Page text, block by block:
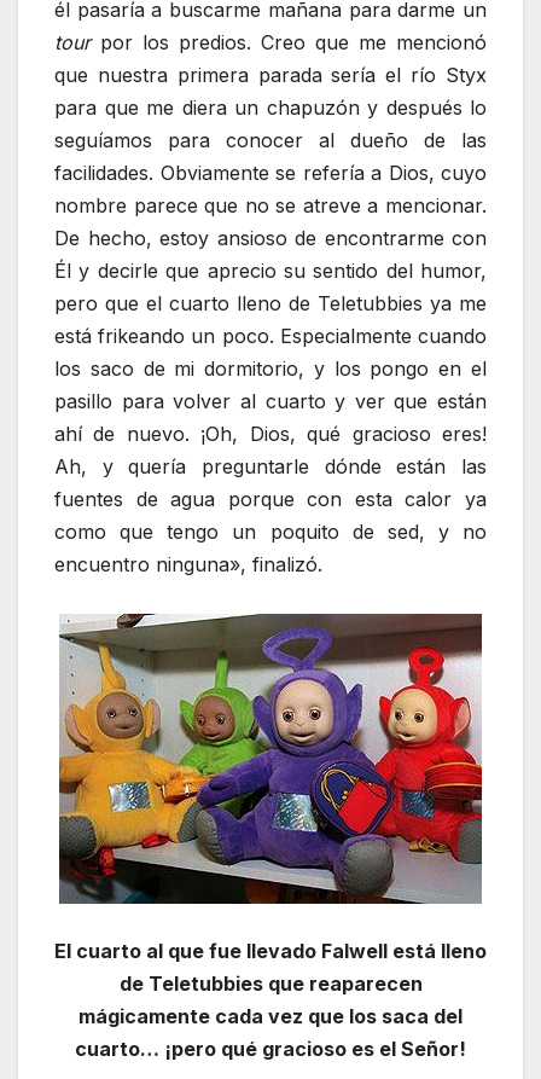
él pasaría a buscarme mañana para darme un
tourpor los predios. Creo que me mencionó
que nuestra primera parada sería el río Styx
para que me diera un chapuzón y después lo
seguíamos para conocer al dueño de las
facilidades. Obviamente se refería a Dios, cuyo
nombre parece que no se atreve a mencionar.
De hecho, estoy ansioso de encontrarme con
Él y decirle que aprecio su sentido del humor,
pero que el cuarto lleno de Teletubbies ya me
está frikeando un poco. Especialmente cuando
los saco de mi dormitorio, y los pongo en el
pasillo para volver al cuarto y ver que están
ahí de nuevo. ¡Oh, Dios, qué gracioso eres!
Ah, y quería preguntarle dónde están las
fuentes de agua porque con esta calor ya
como que tengo un poquito de sed, y no
encuentro ninguna», finalizó.
El cuarto al que fue llevado Falwell está lleno
de Teletubbies que reaparecen
mágicamente cada vez que los saca del
cuarto… ¡pero qué gracioso es el Señor!